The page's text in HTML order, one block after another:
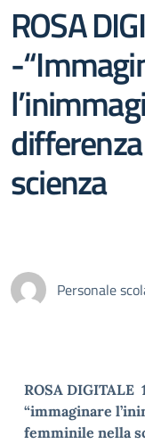
ROSA
-
scienza
Personale
ROSA DIGITALE
“immaginare
femminile nella